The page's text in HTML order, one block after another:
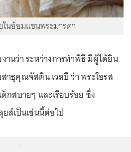
นอ้อมแขนพระมารดา
านว่า ระหว่างการทำพิธี มีผู้ได้ยิน
าธุคุณจัสติน เวลบี ว่า พระโอรส
กสบายๆ และเรียบร้อย ซึ่ง
ส์เป็นเช่นนี้ต่อไป